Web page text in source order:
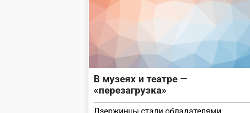
В музеях и театре —
«перезагрузка»